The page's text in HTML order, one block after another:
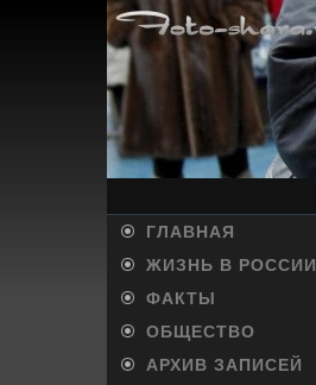
ГЛАВНАЯ
ЖИЗНЬ В РОССИИ
ФАКТЫ
ОБЩЕСТВО
АРХИВ ЗАПИСЕЙ